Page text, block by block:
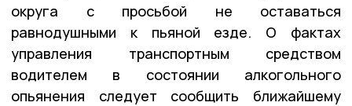
округа с просьбой не оставаться
равнодушными к пьяной езде. О фактах
управления транспортным средством
водителем в состоянии алкогольного
опьянения следует сообщить ближайшему